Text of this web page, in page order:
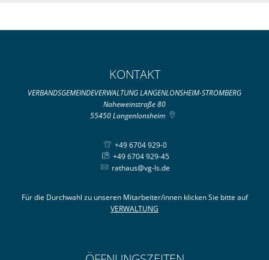
KONTAKT
VERBANDSGEMEINDEVERWALTUNG LANGENLONSHEIM-STROMBERG
Naheweinstraße 80
55450 Langenlonsheim
+49 6704 929-0
+49 6704 929-45
rathaus@vg-ls.de
Für die Durchwahl zu unseren Mitarbeiter/innen klicken Sie bitte auf
VERWALTUNG